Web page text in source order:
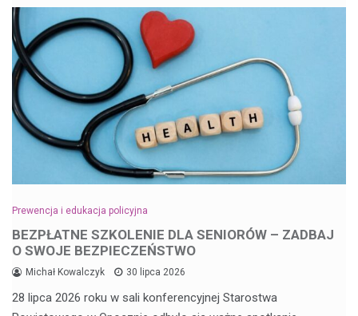
Prewencja i edukacja policyjna
BEZPŁATNE SZKOLENIE DLA SENIORÓW – ZADBAJ
O SWOJE BEZPIECZEŃSTWO
Michał Kowalczyk 30 lipca 2026
28 lipca 2026 roku w sali konferencyjnej Starostwa